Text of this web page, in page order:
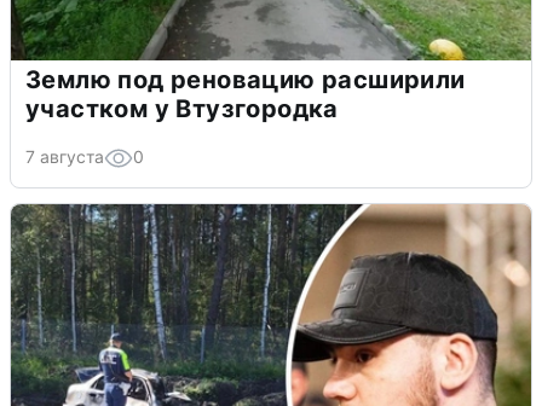
Землю под реновацию расширили
участком у Втузгородка
7 августа 0